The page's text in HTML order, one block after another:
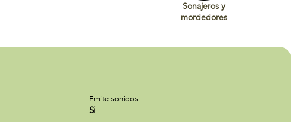
Sonajeros y
mordedores
Emite sonidos
Si